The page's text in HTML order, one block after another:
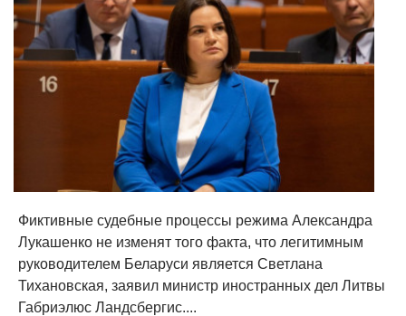
Фиктивные судебные процессы режима Александра
Лукашенко не изменят того факта, что легитимным
руководителем Беларуси является Светлана
Тихановская, заявил министр иностранных дел Литвы
Габриэлюс Ландсбергис....